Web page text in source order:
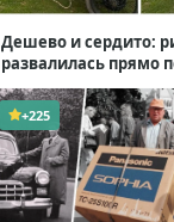
Дешево и сердито:
развалилась прямо
туристкой( 1 фото +
+225